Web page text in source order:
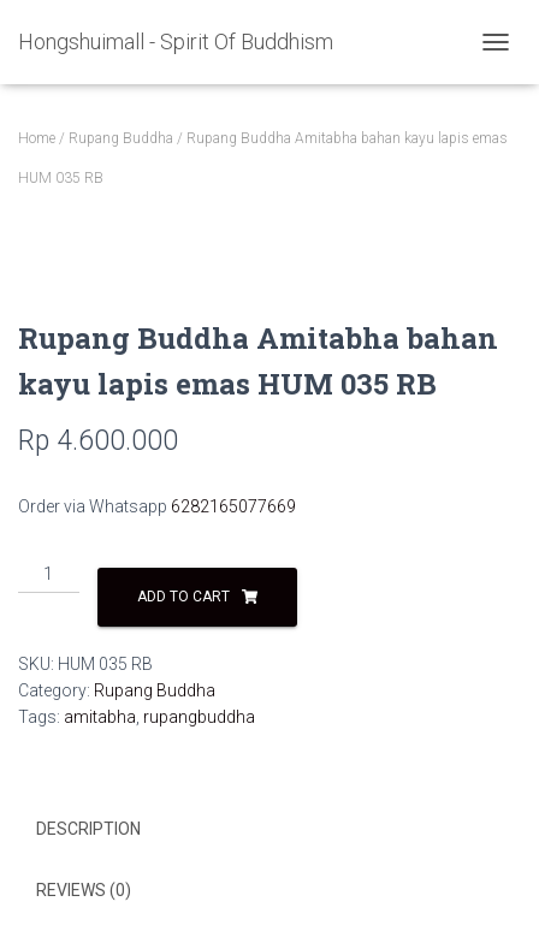
Hongshuimall - Spirit Of Buddhism
Home / Rupang Buddha / Rupang Buddha Amitabha bahan kayu lapis emas
HUM 035 RB
Rupang Buddha Amitabha bahan
kayu lapis emas HUM 035 RB
Rp 4.600.000
Order via Whatsapp 6282165077669
Rupang
Buddha
kayu
lapis
emas
quantity
ADD TO CART
SKU: HUM 035 RB
Category: Rupang Buddha
Tags: amitabha rupangbuddha
DESCRIPTION
REVIEWS (0)